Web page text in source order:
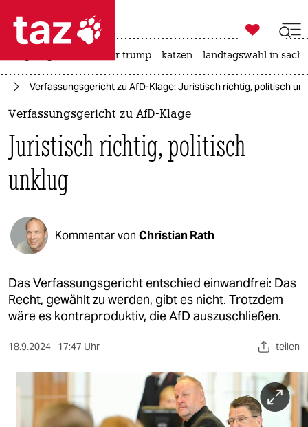
 taz zahl ich
taz zahl ich
politik
öko
gesellschaft
kultur
sport
berlin
nord
wahrheit
verlag

taz zahl ich
usa unter trump katzen landtagswahl in
Verfassungsgericht zu AfD-Klage: Juristisch richtig, politisch
Verfassungsgericht zu AfD-Klage
Juristisch richtig, politisch
unklug
Kommentar von Christian Rath
Das Verfassungsgericht entschied einwandfrei: Das
Recht, gewählt zu werden, gibt es nicht. Trotzdem
wäre es kontraproduktiv, die AfD auszuschließen.
18.9.2024 17:47 Uhr teilen